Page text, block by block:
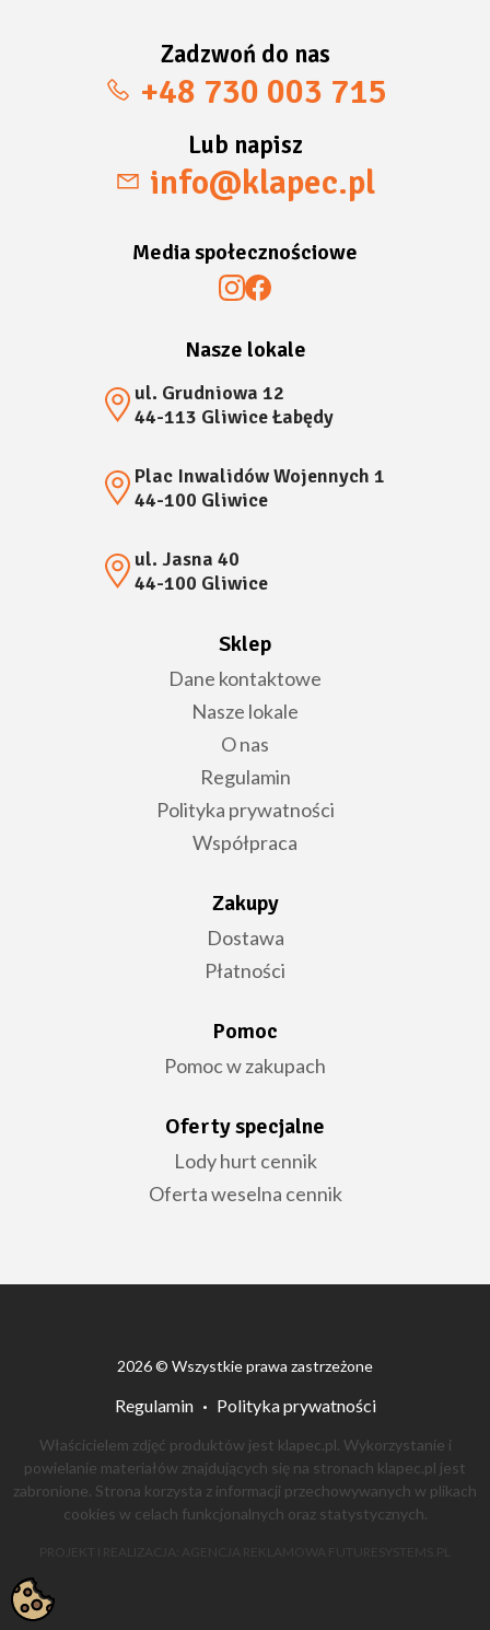
Zadzwoń do nas
+48 730 003 715
Lub napisz
info@klapec.pl
Media społecznościowe
Nasze lokale
ul. Grudniowa 12
44-113 Gliwice Łabędy
Plac Inwalidów Wojennych 1
44-100 Gliwice
ul. Jasna 40
44-100 Gliwice
Sklep
Dane kontaktowe
Nasze lokale
O nas
Regulamin
Polityka prywatności
Współpraca
Zakupy
Dostawa
Płatności
Pomoc
Pomoc w zakupach
Oferty specjalne
Lody hurt cennik
Oferta weselna cennik
2026 © Wszystkie prawa zastrzeżone
Regulamin Polityka prywatności
Właścicielem zdjęć produktów jest klapec.pl. Wykorzystanie i
powielanie materiałów znajdujących się na stronach klapec.pl jest
zabronione. Strona korzysta z informacji przechowywanych w plikach
cookies w celach funkcjonalnych oraz statystycznych.